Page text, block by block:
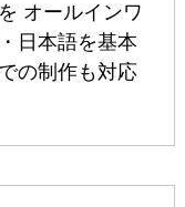
オールインワ
日本語を基本
の制作も対応